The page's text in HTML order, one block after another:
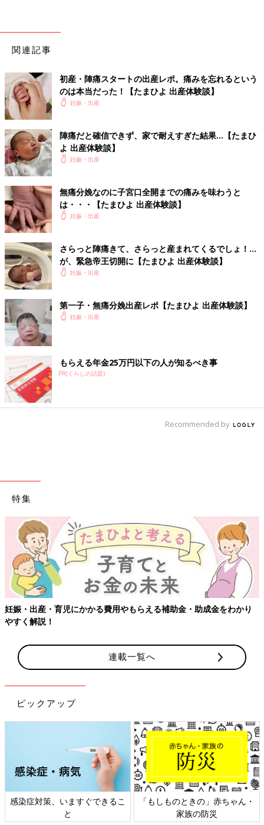
関連記事
初産・陣痛スタートの出産レポ。痛みを忘れるという
のは本当だった！【たまひよ 出産体験談】
妊娠・出産
陣痛だと確信できず、家で耐えすぎた結果…【たまひ
よ 出産体験談】
妊娠・出産
無痛分娩なのに子宮口全開までの痛みを味わうと
は・・・【たまひよ 出産体験談】
妊娠・出産
さらっと陣痛きて、さらっと産まれてくるでしょ！…
が、緊急帝王切開に【たまひよ 出産体験談】
妊娠・出産
第一子・無痛分娩出産レポ【たまひよ 出産体験談】
妊娠・出産
もらえる年金25万円以下の人が知るべき事
PR(くらしの話題)
Recommended by
特集
妊娠・出産・育児にかかる費用やもらえる補助金・助成金をわかり
やすく解説！
連載一覧へ
ピックアップ
感染症対策、いますぐできるこ
と
「もしものときの」赤ちゃん・
家族の防災